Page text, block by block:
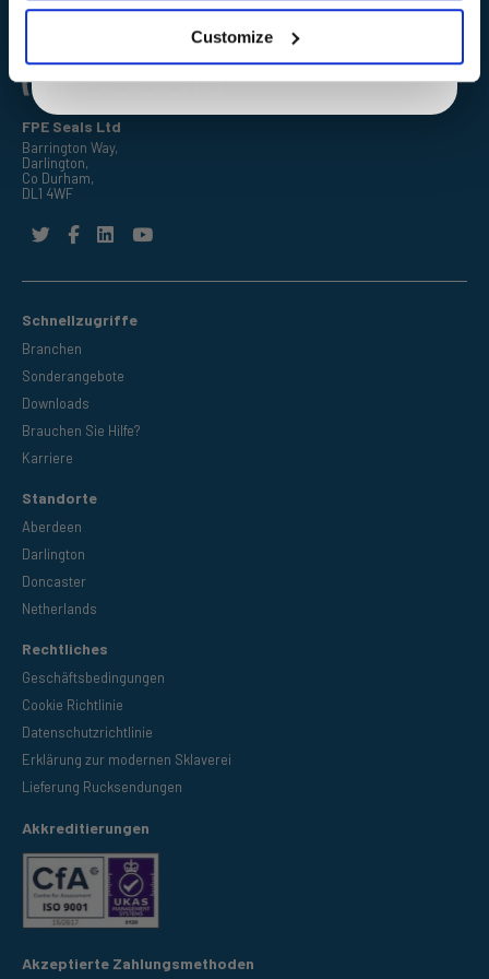
Customize
FPE Seals Ltd
Barrington Way,
Darlington,
Co Durham,
DL1 4WF
Schnellzugriffe
Branchen
Sonderangebote
Downloads
Brauchen Sie Hilfe?
Karriere
Standorte
Aberdeen
Darlington
Doncaster
Netherlands
Rechtliches
Geschäftsbedingungen
Cookie Richtlinie
Datenschutzrichtlinie
Erklärung zur modernen Sklaverei
Lieferung Rucksendungen
Akkreditierungen
Akzeptierte Zahlungsmethoden
privacy policy.